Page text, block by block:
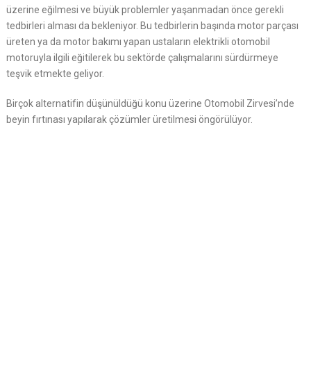
üzerine eğilmesi ve büyük problemler yaşanmadan önce gerekli
tedbirleri alması da bekleniyor. Bu tedbirlerin başında motor parçası
üreten ya da motor bakımı yapan ustaların elektrikli otomobil
motoruyla ilgili eğitilerek bu sektörde çalışmalarını sürdürmeye
teşvik etmekte geliyor.
Birçok alternatifin düşünüldüğü konu üzerine Otomobil Zirvesi’nde
beyin fırtınası yapılarak çözümler üretilmesi öngörülüyor.